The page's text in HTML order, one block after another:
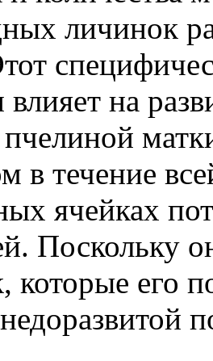
личинок
на
пчелиной
в течение
ячейках
Поскольку
которые его